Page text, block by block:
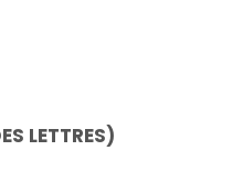
LETTRES)